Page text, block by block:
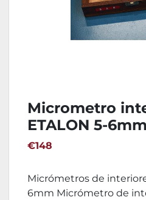
Micrometro
ETALON 5-
€148
Micrómetros de
6mm Micrómetro de